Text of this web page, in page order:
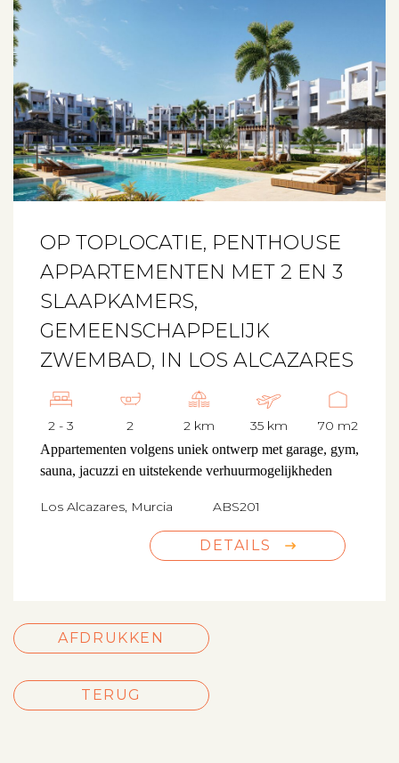
OP TOPLOCATIE, PENTHOUSE
APPARTEMENTEN MET 2 EN 3
SLAAPKAMERS,
GEMEENSCHAPPELIJK
ZWEMBAD, IN LOS ALCAZARES
2 - 3 2 2 km 35 km 70 m2
Appartementen volgens uniek ontwerp met garage, gym,
sauna, jacuzzi en uitstekende verhuurmogelijkheden
Los Alcazares, Murcia ABS201
DETAILS
AFDRUKKEN
TERUG